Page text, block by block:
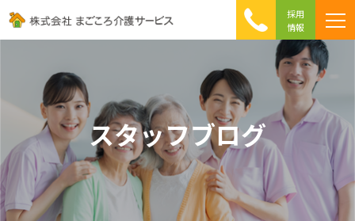
採用
情報
ころ介護の特徴
への取り組み
相談 Q&A
て介護を利用する方へ
スタッフブログ